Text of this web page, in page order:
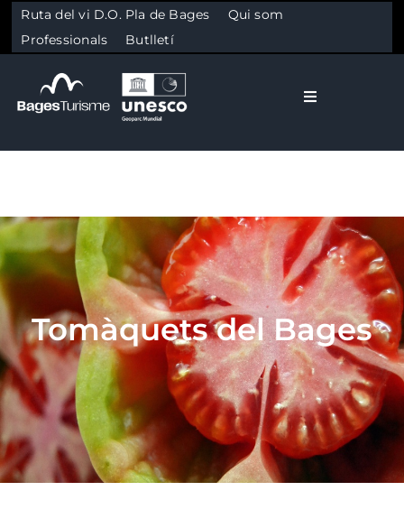
Skip to content
Ruta del vi D.O. Pla de Bages
Qui som
Professionals
Butlletí
Toggle
Cultura
Gastronomia
Planifica
Tomàquets del Bages